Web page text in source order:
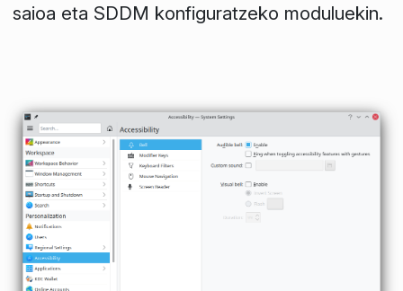
saioa eta SDDM konfiguratzeko moduluekin.